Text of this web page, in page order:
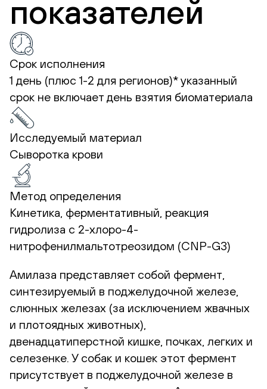
показателей
Срок исполнения
1 день (плюс 1-2 для регионов)*указанный
срок не включает день взятия биоматериала
Исследуемый материал
Сыворотка крови
Метод определения
Кинетика, ферментативный, реакция
гидролиза с 2-хлоро-4-
нитрофенилмальтотреозидом (CNP-G3)
Амилаза представляет собой фермент,
синтезируемый в поджелудочной железе,
слюнных железах (за исключением жвачных
и плотоядных животных),
двенадцатиперстной кишке, почках, легких и
селезенке. У собак и кошек этот фермент
присутствует в поджелудочной железе в